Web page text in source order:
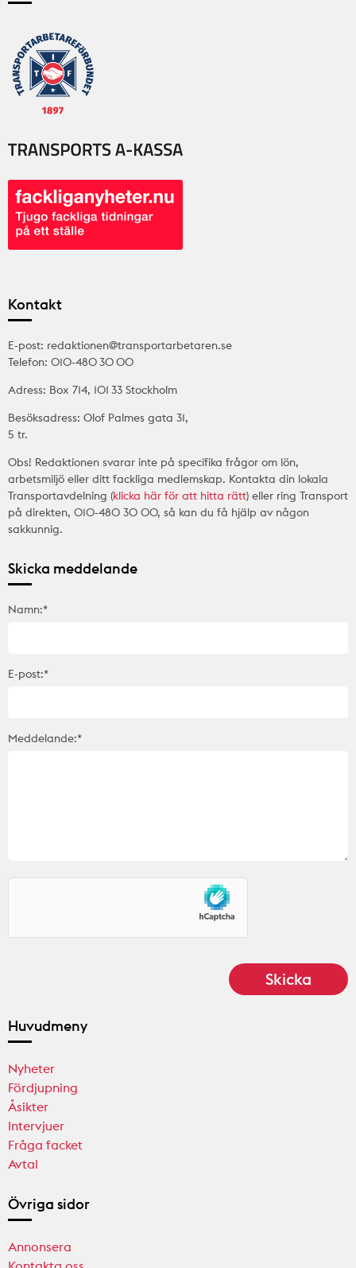
Kontakt
E-post: redaktionen@transportarbetaren.se
Telefon: 010-480 30 00
Adress: Box 714, 101 33 Stockholm
Besöksadress: Olof Palmes gata 31,
5 tr.
Obs! Redaktionen svarar inte på specifika frågor om lön,
arbetsmiljö eller ditt fackliga medlemskap. Kontakta din lokala
Transportavdelning (klicka här för att hitta rätt) eller ring Transport
på direkten, 010-480 30 00, så kan du få hjälp av någon
sakkunnig.
Skicka meddelande
Namn:*
E-post:*
Meddelande:*
Huvudmeny
Nyheter
Fördjupning
Åsikter
Intervjuer
Fråga facket
Avtal
Övriga sidor
Annonsera